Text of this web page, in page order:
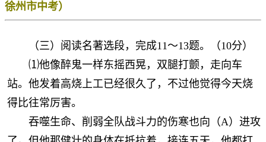
徐州市中考）
（三）阅读名著选段，完成11～13题。（10分）
⑴他像醉鬼一样东摇西晃，双腿打颤，走向车
站。他发着高烧上工已经很久了，不过他觉得今天烧
得比往常厉害。
吞噬生命、削弱全队战斗力的伤寒也向（A）进攻